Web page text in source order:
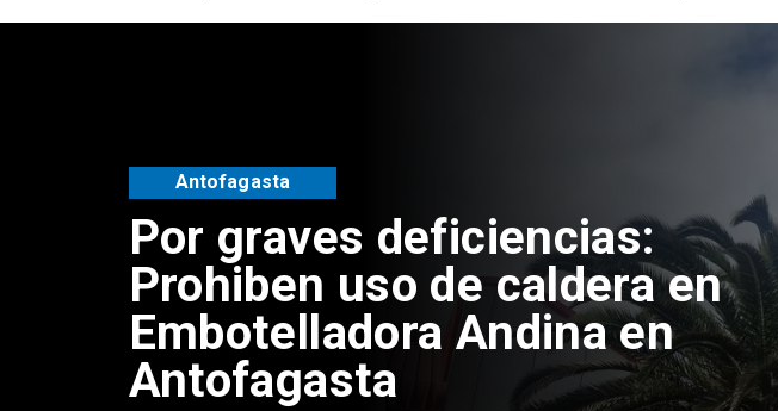
Por graves deficiencias:
Prohiben uso de caldera en
Embotelladora Andina en
Antofagasta
Antofagasta